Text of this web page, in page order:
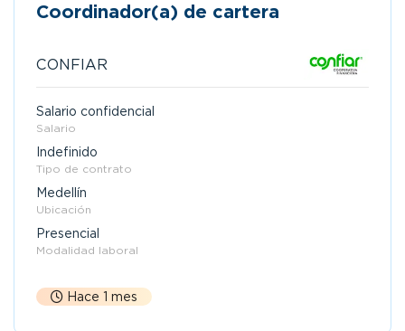
Coordinador(a) de cartera
CONFIAR
Salario confidencial
Salario
Indefinido
Tipo de contrato
Medellín
Ubicación
Presencial
Modalidad laboral
Hace 1 mes